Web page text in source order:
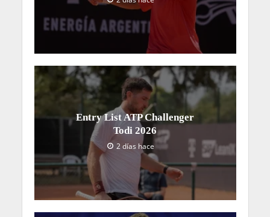
Entry List ATP Challenger
Todi 2026
2 días hace